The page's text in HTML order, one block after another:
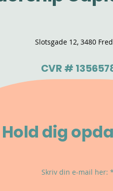
Slotsgade 12, 3480
CVR #
Hold dig
Skriv din e-mail her: